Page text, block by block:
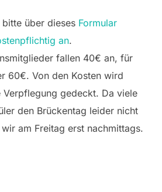
über dieses Formular
an.
fallen 40€ an, für
60€. Von den Kosten wird
Verpflegung gedeckt. Da viele
den Brückentag leider nicht
am Freitag erst nachmittags.